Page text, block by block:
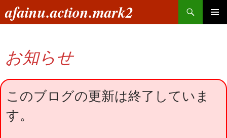
ン
へ
ス
キ
プ
afainu.action.mark2
索
お知らせ
このブログの更新は終了していま
す。